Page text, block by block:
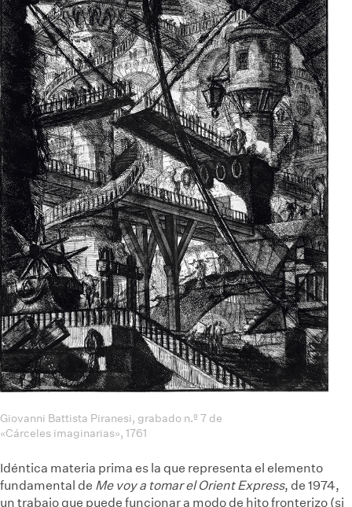
Giovanni Battista Piranesi, grabado n.º 7 de
«Cárceles imaginarias», 1761
Idéntica materia prima es la que representa el elemento
fundamental de Me voy a tomar el Orient Express, de 1974,
un trabajo que puede funcionar a modo de hito fronterizo (si